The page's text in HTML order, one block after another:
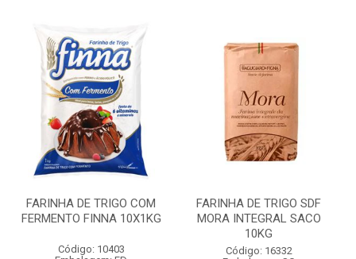
FARINHA DE TRIGO COM
FERMENTO FINNA 10X1KG
Código: 10403
FARINHA DE TRIGO SDF
MORA INTEGRAL SACO
10KG
Código: 16332